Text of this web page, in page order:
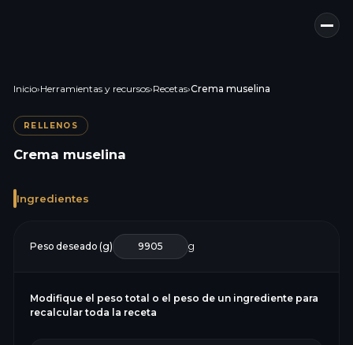
Inicio›Herramientas y recursos›Recetas›Crema muselina
RELLENOS
Crema muselina
Ingredientes
Peso deseado (g) g
Modifique el peso total o el peso de un ingrediente para
recalcular toda la receta